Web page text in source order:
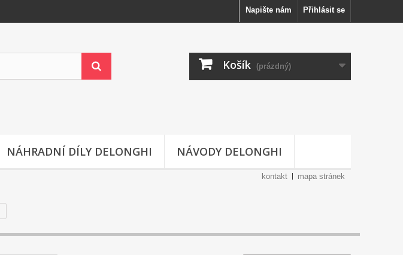
Přihlásit se
Napište nám
Košík (prázdný)
NÁHRADNÍ DÍLY DELONGHI NÁVODY DELONGHI
kontakt mapa stránek